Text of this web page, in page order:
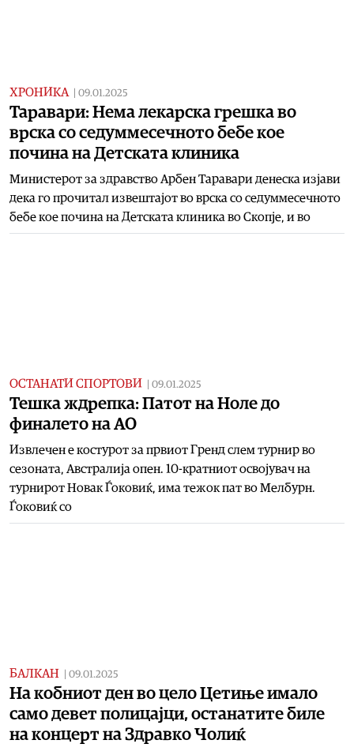
ХРОНИКА 09.01.2025
Таравари: Нема лекарска грешка во
врска со седуммесечното бебе кое
почина на Детската клиника
Министерот за здравство Арбен Таравари денеска изјави
дека го прочитал извештајот во врска со седуммесечното
бебе кое почина на Детската клиника во Скопје, и во
ОСТАНАТИ СПОРТОВИ 09.01.2025
Teшка ждрепка: Патот на Ноле до
финалето на АО
Извлечен е костурот за првиот Гренд слем турнир во
сезоната, Австралија опен. 10-кратниот освојувач на
турнирот Новак Ѓоковиќ, има тежок пат во Мелбурн.
Ѓоковиќ со
БАЛКАН 09.01.2025
На кобниот ден во цело Цетиње имало
само девет полицајци, останатите биле
на концерт на Здравко Чолиќ